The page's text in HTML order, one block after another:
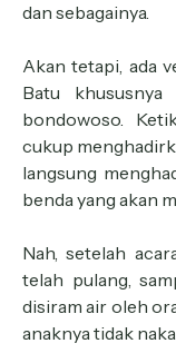
dan sebagainya.
Akan tetapi, ada
Batu khususnya
bondowoso.
cukup
langsung
benda yang akan
Nah, setelah
telah pulang,
disiram air oleh
anaknya tidak